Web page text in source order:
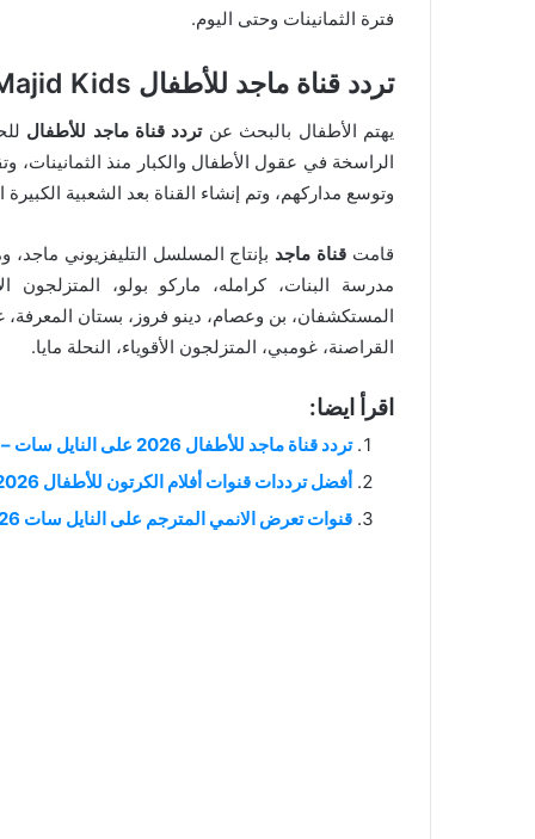
فترة الثمانينات وحتى اليوم.
تردد قناة ماجد للأطفال Majid Kids وسبب إنشائها :
يهتم الأطفال بالبحث عنتردد قناة ماجد للأطفال
الراسخة في عقول الأطفال والكبار منذ الثمانينات،
وتوسع مداركهم، وتم إنشاء القناة بعد الشعبية
قامت قناة ماجد بإنتاج المسلسل التليفزيوني
مدرسة البنات، كرامله، ماركو بولو، المتزلجون
المستكشفان، بن وعصام، دينو فروز، بستان المعرفة،
القراصنة، غومبي، المتزلجون الأقوياء، النحلة مايا.
اقرأ ايضا:
تردد قناة ماجد للأطفال 2026 على النايل سات – الترفيه الآمن والممتع لطفلك
أفضل ترددات قنوات أفلام الكرتون للأطفال 2026
قنوات تعرض الانمي المترجم على النايل سات 2026